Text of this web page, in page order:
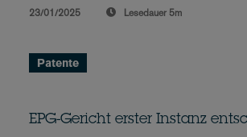
23/01/2025 Lesedauer 5m
Patente
EPG-Gericht erster Instanz